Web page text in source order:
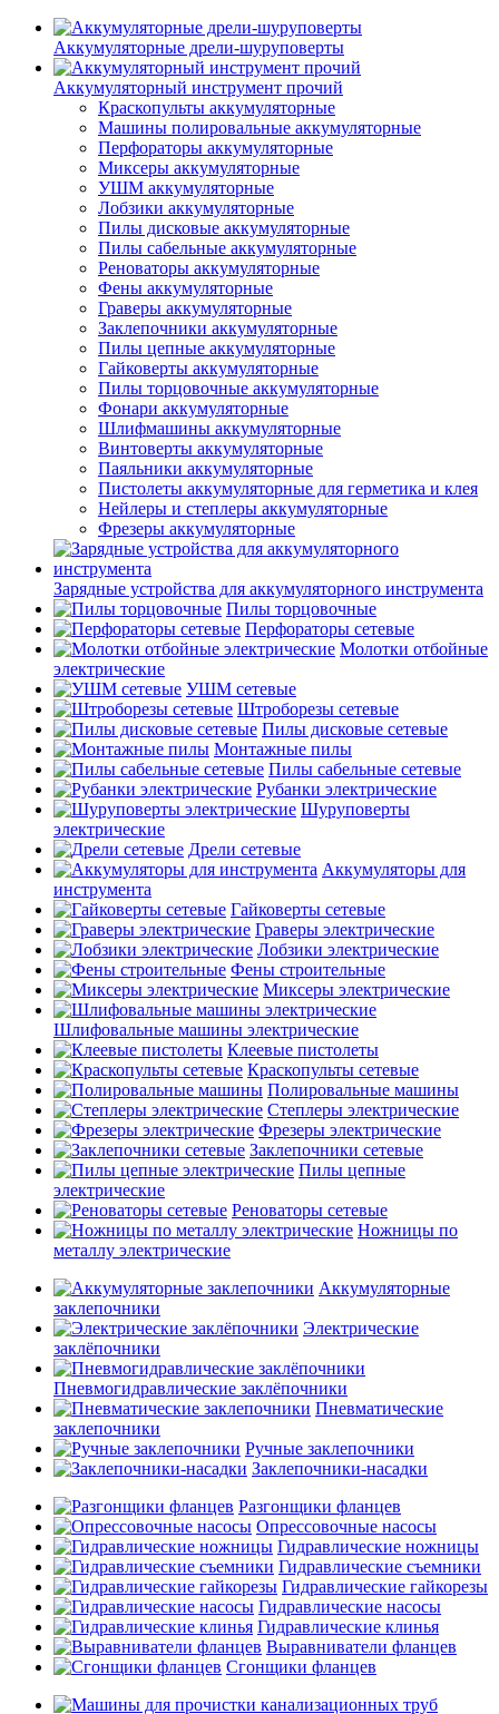
Аккумуляторные дрели-шуруповерты
Аккумуляторный инструмент прочий
Краскопульты аккумуляторные
Машины полировальные аккумуляторные
Перфораторы аккумуляторные
Миксеры аккумуляторные
УШМ аккумуляторные
Лобзики аккумуляторные
Пилы дисковые аккумуляторные
Пилы сабельные аккумуляторные
Реноваторы аккумуляторные
Фены аккумуляторные
Граверы аккумуляторные
Заклепочники аккумуляторные
Пилы цепные аккумуляторные
Гайковерты аккумуляторные
Пилы торцовочные аккумуляторные
Фонари аккумуляторные
Шлифмашины аккумуляторные
Винтоверты аккумуляторные
Паяльники аккумуляторные
Пистолеты аккумуляторные для герметика и клея
Нейлеры и степлеры аккумуляторные
Фрезеры аккумуляторные
Зарядные устройства для аккумуляторного инструмента
Пилы торцовочные
Перфораторы сетевые
Молотки отбойные
электрические
УШМ сетевые
Штроборезы сетевые
Пилы дисковые сетевые
Монтажные пилы
Пилы сабельные сетевые
Рубанки электрические
Шуруповерты
электрические
Дрели сетевые
Аккумуляторы для
инструмента
Гайковерты сетевые
Граверы электрические
Лобзики электрические
Фены строительные
Миксеры электрические
Шлифовальные машины электрические
Клеевые пистолеты
Краскопульты сетевые
Полировальные машины
Степлеры электрические
Фрезеры электрические
Заклепочники сетевые
Пилы цепные
электрические
Реноваторы сетевые
Ножницы по
металлу электрические
Аккумуляторные
заклепочники
Электрические
заклёпочники
Пневмогидравлические заклёпочники
Пневматические
заклепочники
Ручные заклепочники
Заклепочники-насадки
Разгонщики фланцев
Опрессовочные насосы
Гидравлические ножницы
Гидравлические съемники
Гидравлические гайкорезы
Гидравлические насосы
Гидравлические клинья
Выравниватели фланцев
Сгонщики фланцев